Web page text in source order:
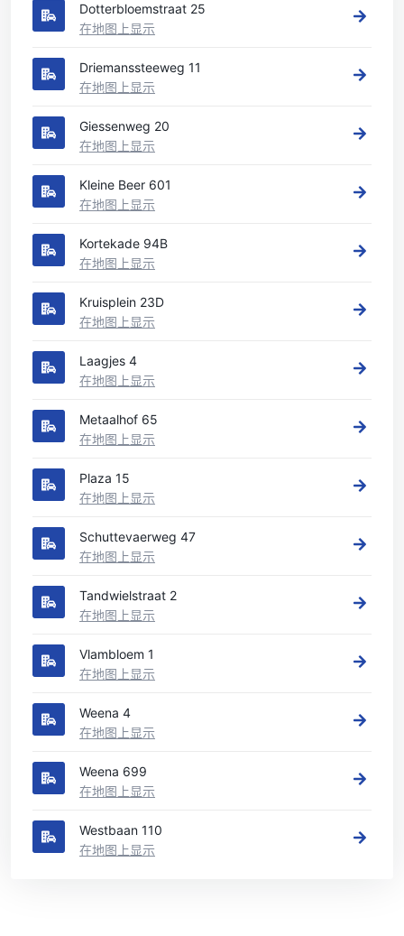
Dotterbloemstraat 25
在地图上显示
Driemanssteeweg 11
在地图上显示
Giessenweg 20
在地图上显示
Kleine Beer 601
在地图上显示
Kortekade 94B
在地图上显示
Kruisplein 23D
在地图上显示
Laagjes 4
在地图上显示
Metaalhof 65
在地图上显示
Plaza 15
在地图上显示
Schuttevaerweg 47
在地图上显示
Tandwielstraat 2
在地图上显示
Vlambloem 1
在地图上显示
Weena 4
在地图上显示
Weena 699
在地图上显示
Westbaan 110
在地图上显示